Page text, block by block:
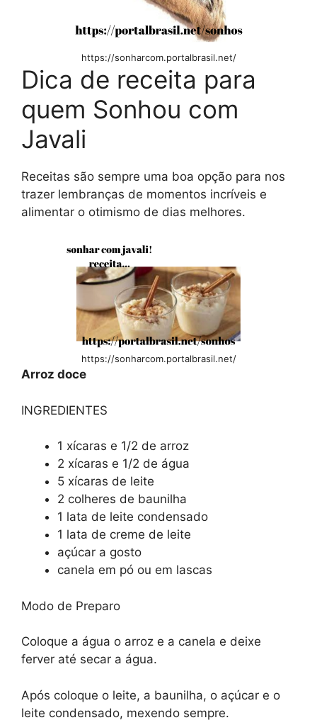
https://sonharcom.portalbrasil.net/
Dica de receita para
quem Sonhou com
Javali
Receitas são sempre uma boa opção para nos
trazer lembranças de momentos incríveis e
alimentar o otimismo de dias melhores.
https://sonharcom.portalbrasil.net/
Arroz doce
INGREDIENTES
1 xícaras e 1/2 de arroz
2 xícaras e 1/2 de água
5 xícaras de leite
2 colheres de baunilha
1 lata de leite condensado
1 lata de creme de leite
açúcar a gosto
canela em pó ou em lascas
Modo de Preparo
Coloque a água o arroz e a canela e deixe
ferver até secar a água.
Após coloque o leite, a baunilha, o açúcar e o
leite condensado, mexendo sempre.